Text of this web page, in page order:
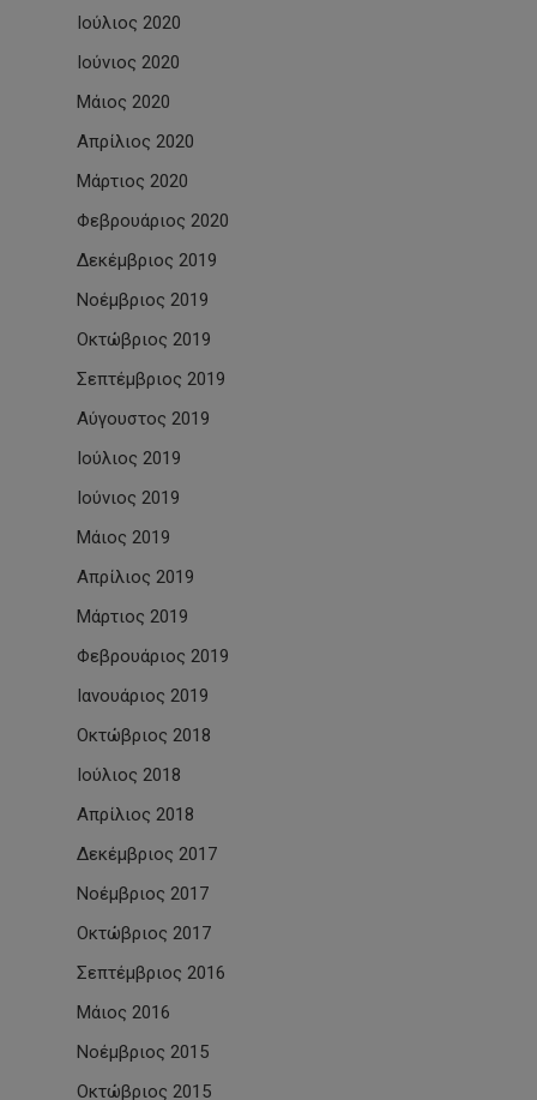
Ιούλιος 2020
Ιούνιος 2020
Μάιος 2020
Απρίλιος 2020
Μάρτιος 2020
Φεβρουάριος 2020
Δεκέμβριος 2019
Νοέμβριος 2019
Οκτώβριος 2019
Σεπτέμβριος 2019
Αύγουστος 2019
Ιούλιος 2019
Ιούνιος 2019
Μάιος 2019
Απρίλιος 2019
Μάρτιος 2019
Φεβρουάριος 2019
Ιανουάριος 2019
Οκτώβριος 2018
Ιούλιος 2018
Απρίλιος 2018
Δεκέμβριος 2017
Νοέμβριος 2017
Οκτώβριος 2017
Σεπτέμβριος 2016
Μάιος 2016
Νοέμβριος 2015
Οκτώβριος 2015